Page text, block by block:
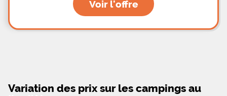
Voir l'offre
Variation des prix sur les campings au